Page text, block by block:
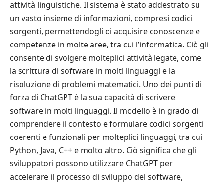
attività linguistiche. Il sistema è stato addestrato su
un vasto insieme di informazioni, compresi codici
sorgenti, permettendogli di acquisire conoscenze e
competenze in molte aree, tra cui l’informatica. Ciò gli
consente di svolgere molteplici attività legate, come
la scrittura di software in molti linguaggi e la
risoluzione di problemi matematici. Uno dei punti di
forza di ChatGPT è la sua capacità di scrivere
software in molti linguaggi. Il modello è in grado di
comprendere il contesto e formulare codici sorgenti
coerenti e funzionali per molteplici linguaggi, tra cui
Python, Java, C++ e molto altro. Ciò significa che gli
sviluppatori possono utilizzare ChatGPT per
accelerare il processo di sviluppo del software,